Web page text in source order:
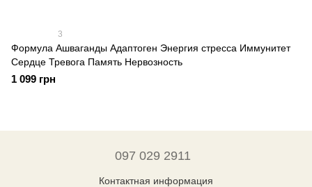
3
Формула Ашваганды Адаптоген Энергия стресса Иммунитет
Сердце Тревога Память Нервозность
1 099 грн
097 029 2911
Контактная информация